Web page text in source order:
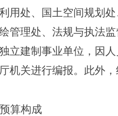
用处、国土空间规划
管理处、 法规与执法
立建制事业单位，因
机关进行编报。 此外
算构成